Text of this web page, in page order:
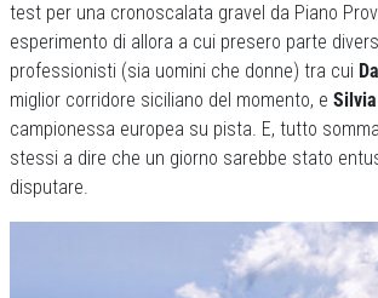
test per una cronoscalata gravel da Piano
esperimento di allora a cui presero parte
professionisti (sia uomini che donne) tra cui
miglior corridore siciliano del momento, e
campionessa europea su pista. E, tutto
stessi a dire che un giorno sarebbe stato
disputare.